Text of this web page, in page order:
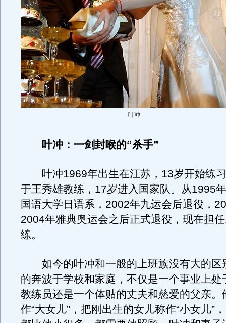
叶冲
叶冲：一剑封喉的“杀手”
叶冲1969年出生在江苏，13岁开始练
于王秀雄教练，17岁进入国家队。从1995
国语大学日语系，2002年九运会后退役，
2004年雅典奥运会之后正式退役，现在担
练。
如今的叶冲和一般的上班族没有大的区
的奔波于学校和家庭，不仅是一个事业上处
教练员还是一个体贴的丈夫和慈爱的父亲。
作“大女儿”，把刚出生的女儿称作“小女儿”